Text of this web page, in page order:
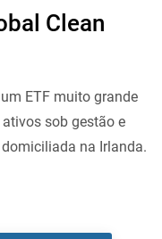
Clean
ETF muito grande
sob gestão e
na Irlanda.